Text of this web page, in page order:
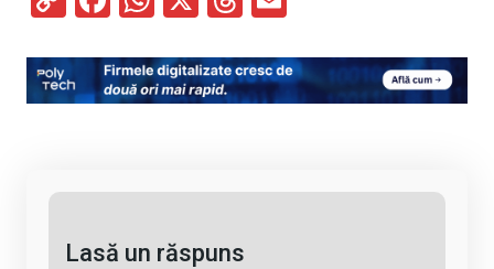
py
Li
ce
b
at
s
e
a
ail
Lasă un răspuns